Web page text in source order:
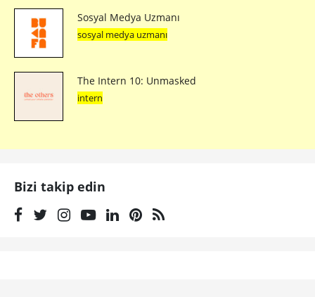
Sosyal Medya Uzmanı
sosyal medya uzmanı
The Intern 10: Unmasked
intern
Bizi takip edin